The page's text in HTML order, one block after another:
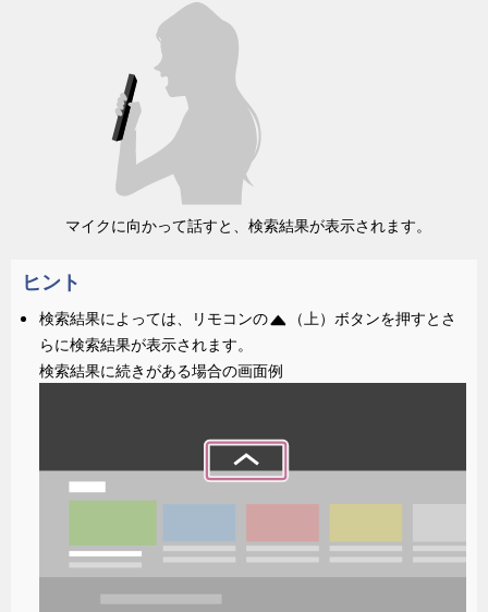
マイクに向かって話すと、検索結果が表示されます。
ヒント
検索結果によっては、リモコンの
（上）ボタンを押すとさ
らに検索結果が表示されます。
検索結果に続きがある場合の画面例